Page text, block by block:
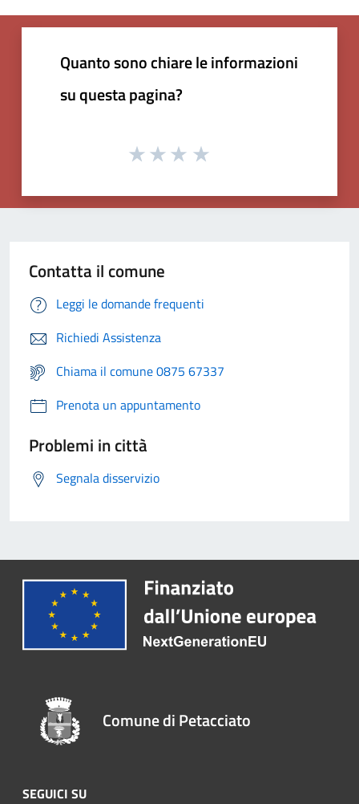
Quanto sono chiare le informazioni
su questa pagina?
Contatta il comune
Leggi le domande frequenti
Richiedi Assistenza
Chiama il comune 0875 67337
Prenota un appuntamento
Problemi in città
Segnala disservizio
Comune di Petacciato
SEGUICI SU